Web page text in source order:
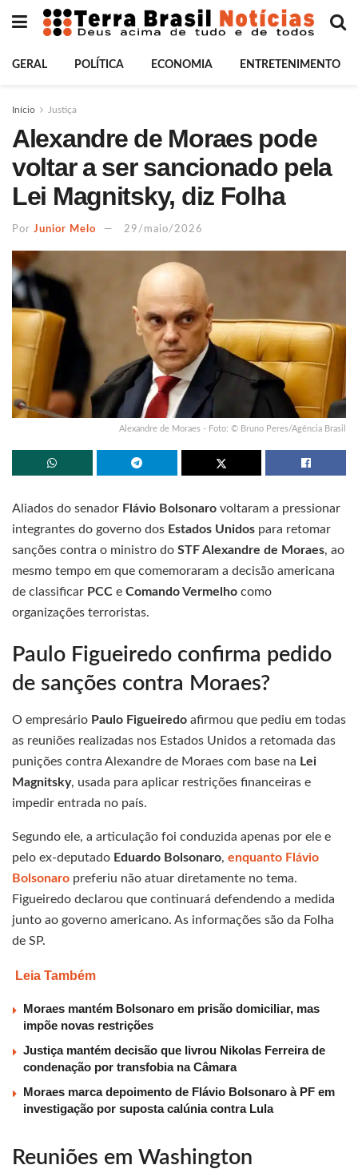
GERAL POLÍTICA ECONOMIA ENTRETENIMENTO
Início Justiça
Alexandre de Moraes pode
voltar a ser sancionado pela
Lei Magnitsky, diz Folha
Por Junior Melo 29/maio/2026
Alexandre de Moraes - Foto: © Bruno Peres/Agência Brasil
Aliados do senador Flávio Bolsonaro voltaram a pressionar
integrantes do governo dos Estados Unidos para retomar
sanções contra o ministro do STF Alexandre de Moraes, ao
mesmo tempo em que comemoraram a decisão americana
de classificar PCC e Comando Vermelho como
organizações terroristas.
Paulo Figueiredo confirma pedido
de sanções contra Moraes?
O empresário Paulo Figueiredo afirmou que pediu em todas
as reuniões realizadas nos Estados Unidos a retomada das
punições contra Alexandre de Moraes com base na Lei
Magnitsky, usada para aplicar restrições financeiras e
impedir entrada no país.
Segundo ele, a articulação foi conduzida apenas por ele e
pelo ex-deputado Eduardo Bolsonaro, enquanto Flávio
Bolsonaro preferiu não atuar diretamente no tema.
Figueiredo declarou que continuará defendendo a medida
junto ao governo americano. As informações são da Folha
de SP.
Leia Também
Moraes mantém Bolsonaro em prisão domiciliar, mas
impõe novas restrições
Justiça mantém decisão que livrou Nikolas Ferreira de
condenação por transfobia na Câmara
Moraes marca depoimento de Flávio Bolsonaro à PF em
investigação por suposta calúnia contra Lula
Reuniões em Washington